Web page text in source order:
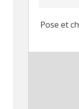
Pose et